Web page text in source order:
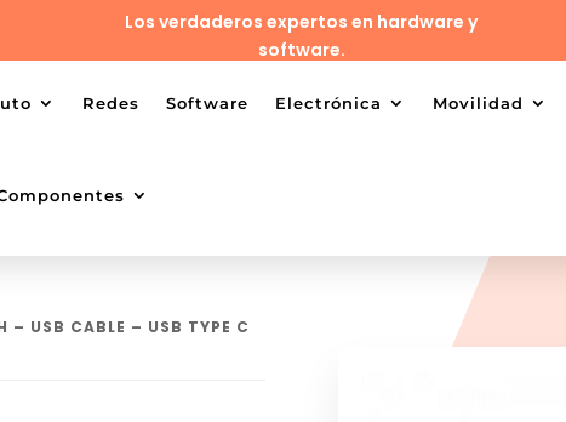
Los verdaderos expertos en hardware y
software.
Redes Software Electrónica Movilidad
– USB CABLE – USB TYPE C